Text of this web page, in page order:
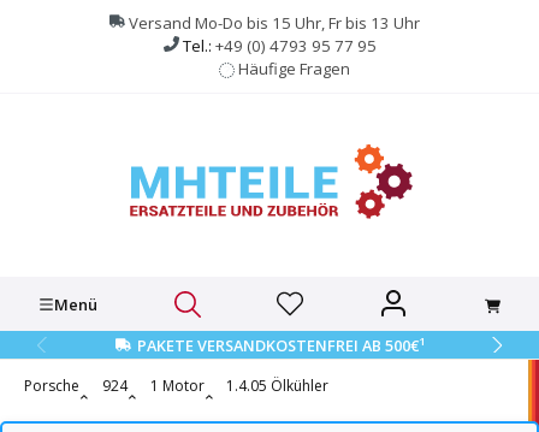
springen
Versand Mo-Do bis 15 Uhr, Fr bis 13 Uhr
Tel.: +49 (0) 4793 95 77 95
Häufige Fragen
Menü
PAKETE VERSANDKOSTENFREI AB 500€1
Porsche 924 1 Motor 1.4.05 Ölkühler